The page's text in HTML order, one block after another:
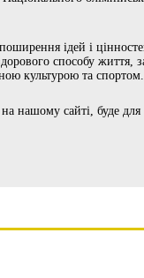
ідей і
способу життя,
культурою та спортом.
нашому сайті, буде